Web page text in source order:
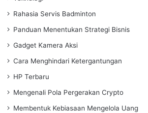
Rahasia Servis Badminton
Panduan Menentukan Strategi Bisnis
Gadget Kamera Aksi
Cara Menghindari Ketergantungan
HP Terbaru
Mengenali Pola Pergerakan Crypto
Membentuk Kebiasaan Mengelola Uang